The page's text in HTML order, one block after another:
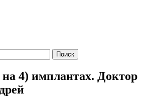
4) имплантах. Доктор